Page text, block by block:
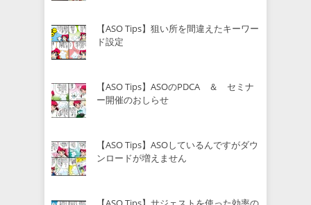
【ASO Tips】狙い所を間違えたキーワー
ド設定
【ASO Tips】ASOのPDCA ＆ セミナ
ー開催のおしらせ
【ASO Tips】ASOしているんですがダウ
ンロードが増えません